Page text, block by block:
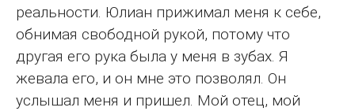
реальности. Юлиан прижимал меня к себе,
обнимая свободной рукой, потому что
другая его рука была у меня в зубах. Я
жевала его, и он мне это позволял. Он
услышал меня и пришел. Мой отец, мой